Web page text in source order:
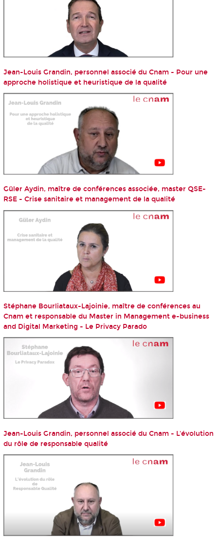
Jean-Louis Grandin, personnel associé du Cnam - Pour une
approche holistique et heuristique de la qualité
Güler Aydin, maître de conférences associée, master QSE-
RSE - Crise sanitaire et management de la qualité
Stéphane Bourliataux-Lajoinie, maître de conférences au
Cnam et responsable du Master in Management e-business
and Digital Marketing - Le Privacy Parado
Jean-Louis Grandin, personnel associé du Cnam - L'évolution
du rôle de responsable qualité